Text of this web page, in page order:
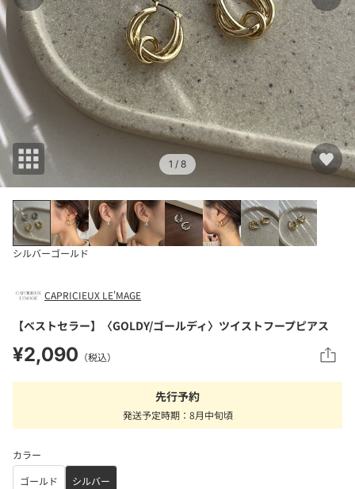
1 / 8
シルバーゴールド
CAPRICIEUX LE'MAGE
【ベストセラー】〈GOLDY/ゴールディ〉ツイストフープピアス
¥2,090 （税込）
先行予約
発送予定時期：8月中旬頃
カラー
ゴールド
シルバー